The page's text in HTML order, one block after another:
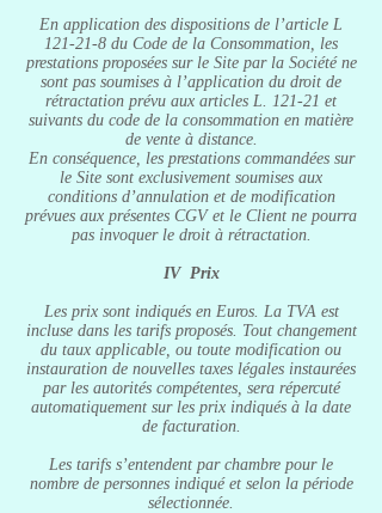
En application des dispositions de l’article L
121-21-8 du Code de la Consommation, les
prestations proposées sur le Site par la Société ne
sont pas soumises à l’application du droit de
rétractation prévu aux articles L. 121-21 et
suivants du code de la consommation en matière
de vente à distance.
En conséquence, les prestations commandées sur
le Site sont exclusivement soumises aux
conditions d’annulation et de modification
prévues aux présentes CGV et le Client ne pourra
pas invoquer le droit à rétractation.
IV Prix
Les prix sont indiqués en Euros. La TVA est
incluse dans les tarifs proposés. Tout changement
du taux applicable, ou toute modification ou
instauration de nouvelles taxes légales instaurées
par les autorités compétentes, sera répercuté
automatiquement sur les prix indiqués à la date
de facturation.
Les tarifs s’entendent par chambre pour le
nombre de personnes indiqué et selon la période
sélectionnée.